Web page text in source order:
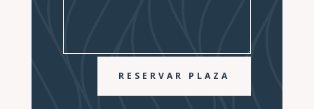
RESERVAR PLAZA